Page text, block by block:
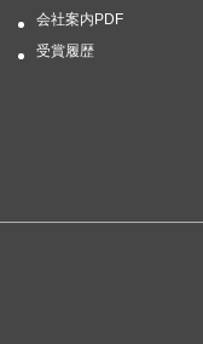
会社案内PDF
受賞履歴